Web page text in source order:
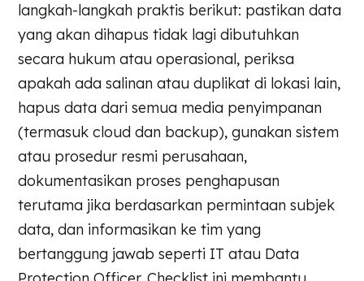
langkah-langkah praktis berikut: pastikan data
yang akan dihapus tidak lagi dibutuhkan
secara hukum atau operasional, periksa
apakah ada salinan atau duplikat di lokasi lain,
hapus data dari semua media penyimpanan
(termasuk cloud dan backup), gunakan sistem
atau prosedur resmi perusahaan,
dokumentasikan proses penghapusan
terutama jika berdasarkan permintaan subjek
data, dan informasikan ke tim yang
bertanggung jawab seperti IT atau Data